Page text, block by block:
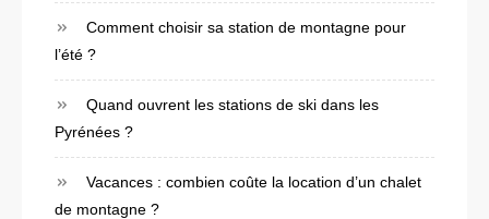
a
r
Comment choisir sa station de montagne pour
l’été ?
Quand ouvrent les stations de ski dans les
Pyrénées ?
Vacances : combien coûte la location d’un chalet
de montagne ?